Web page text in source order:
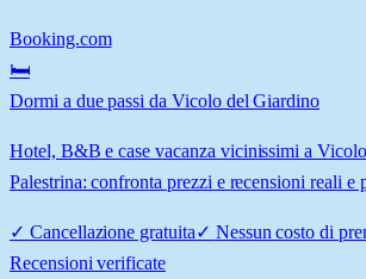
Booking.com
🛏️
Dormi a due passi da Vicolo del Giardino
Hotel, B&B e case vacanza vicinissimi a
Palestrina: confronta prezzi e recensioni reali e
✓ Cancellazione gratuita✓ Nessun costo di
Recensioni verificate